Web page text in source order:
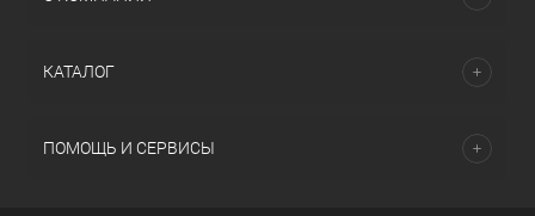
КАТАЛОГ
ПОМОЩЬ И СЕРВИСЫ